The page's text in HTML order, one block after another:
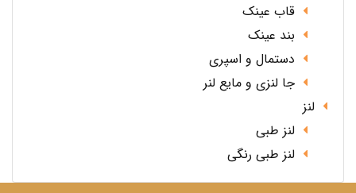
قاب عینک
بند عینک
دستمال و اسپری
جا لنزی و مایع لنر
لنز
لنز طبی
لنز طبی رنگی